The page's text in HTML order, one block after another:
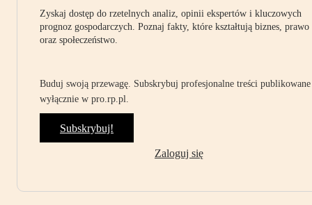
Zyskaj dostęp do rzetelnych analiz, opinii ekspertów i kluczowych
prognoz gospodarczych. Poznaj fakty, które kształtują biznes, prawo
oraz społeczeństwo.
Buduj swoją przewagę. Subskrybuj profesjonalne treści publikowane
wyłącznie w pro.rp.pl.
Subskrybuj!
Zaloguj się